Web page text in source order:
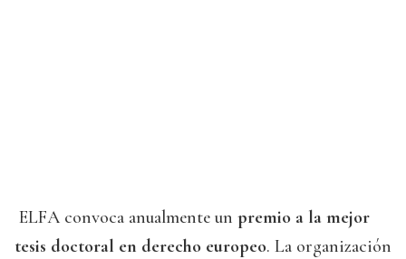
ELFA convoca anualmente un premio a la mejor
tesis doctoral en derecho europeo. La organización